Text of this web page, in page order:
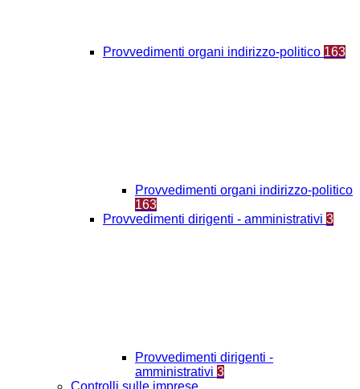
Provvedimenti organi indirizzo-politico 163
Provvedimenti organi indirizzo-politico
163
Provvedimenti dirigenti - amministrativi 3
Provvedimenti dirigenti -
amministrativi 3